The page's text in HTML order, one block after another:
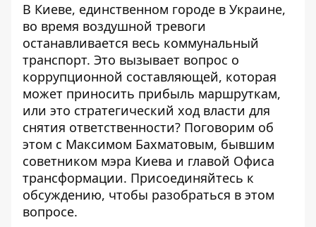
В Киеве, единственном городе в Украине,
во время воздушной тревоги
останавливается весь коммунальный
транспорт. Это вызывает вопрос о
коррупционной составляющей, которая
может приносить прибыль маршруткам,
или это стратегический ход власти для
снятия ответственности? Поговорим об
этом с Максимом Бахматовым, бывшим
советником мэра Киева и главой Офиса
трансформации. Присоединяйтесь к
обсуждению, чтобы разобраться в этом
вопросе.